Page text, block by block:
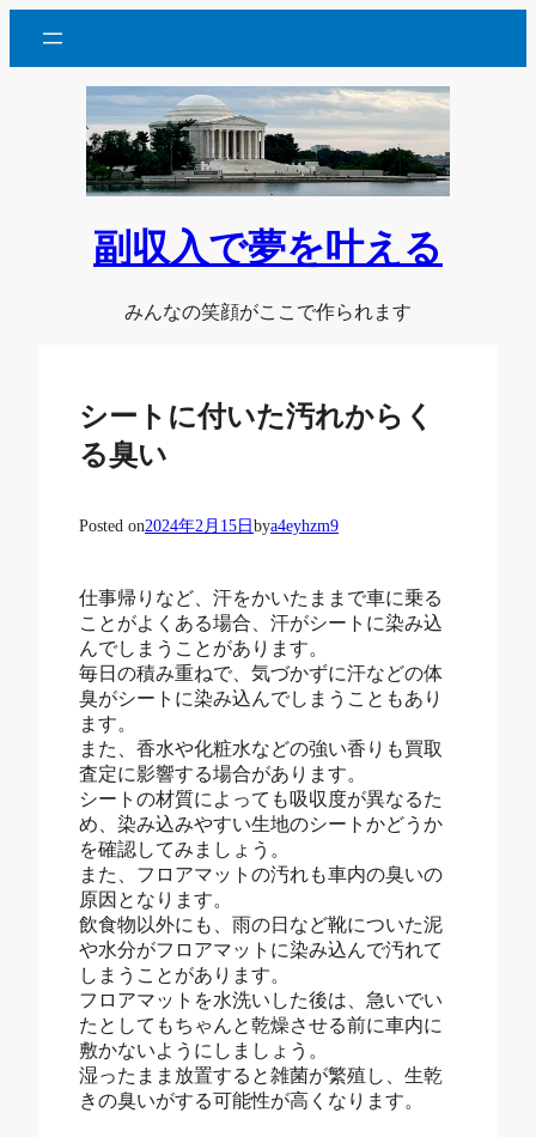
を
副収入で夢を叶える
みんなの笑顔がここで作られます
シートに付いた汚れからく
る臭い
Posted on2024年2月15日 bya4eyhzm9
仕事帰りなど、汗をかいたままで車に乗る
ことがよくある場合、汗がシートに染み込
んでしまうことがあります。
毎日の積み重ねで、気づかずに汗などの体
臭がシートに染み込んでしまうこともあり
ます。
また、香水や化粧水などの強い香りも買取
査定に影響する場合があります。
シートの材質によっても吸収度が異なるた
め、染み込みやすい生地のシートかどうか
を確認してみましょう。
また、フロアマットの汚れも車内の臭いの
原因となります。
飲食物以外にも、雨の日など靴についた泥
や水分がフロアマットに染み込んで汚れて
しまうことがあります。
フロアマットを水洗いした後は、急いでい
たとしてもちゃんと乾燥させる前に車内に
敷かないようにしましょう。
湿ったまま放置すると雑菌が繁殖し、生乾
きの臭いがする可能性が高くなります。